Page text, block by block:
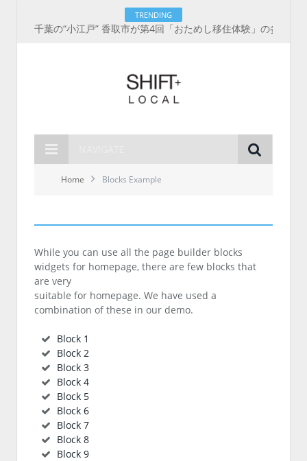
TRENDING
Home Blocks Example
While you can use all the page builder blocks
widgets for homepage, there are few blocks that
are very
suitable for homepage. We have used a
combination of these in our demo.
Block 1
Block 2
Block 3
Block 4
Block 5
Block 6
Block 7
Block 8
Block 9